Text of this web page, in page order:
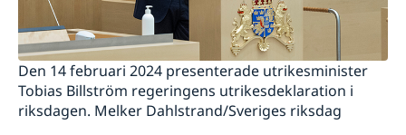
Den 14 februari 2024 presenterade utrikesminister
Tobias Billström regeringens utrikesdeklaration i
riksdagen. Melker Dahlstrand/Sveriges riksdag